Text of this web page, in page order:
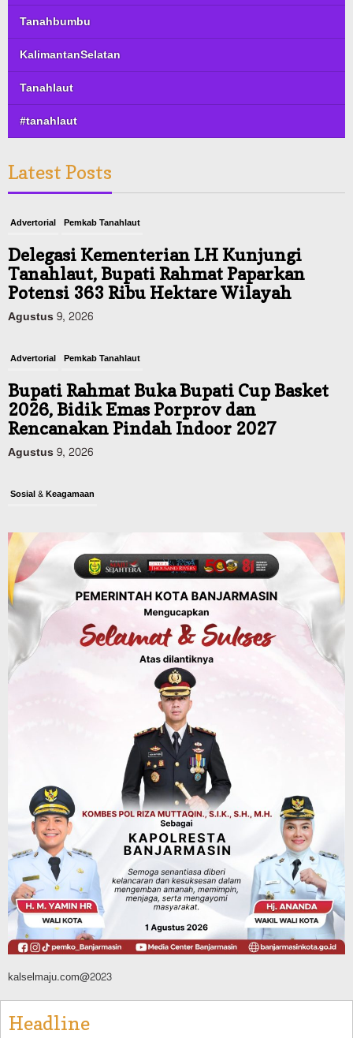
Tanahbumbu
KalimantanSelatan
Tanahlaut
#tanahlaut
Latest Posts
Advertorial Pemkab Tanahlaut
Delegasi Kementerian LH Kunjungi
Tanahlaut, Bupati Rahmat Paparkan
Potensi 363 Ribu Hektare Wilayah
Agustus 9, 2026
Advertorial Pemkab Tanahlaut
Bupati Rahmat Buka Bupati Cup Basket
2026, Bidik Emas Porprov dan
Rencanakan Pindah Indoor 2027
Agustus 9, 2026
Sosial & Keagamaan
Jamnas XII Cibubur, Termasuk Dua
Peserta Berkebutuhan Khusus
Agustus 9, 2026
Budaya & Pariwisata
Bunda PAUD Banjarmasin Ajak Anak
Belajar Sambil Lihat Satwa, Jelajah
Literasi di Taman Jahri Saleh
Pemkab Balangan
28 Pelajar Halong Balangan Jalani
Latihan Intensif Paskibraka, Ditempa
TNI-Polri Sambut HUT ke-81 RI
Agustus 9, 2026
kalselmaju.com@2023
Headline